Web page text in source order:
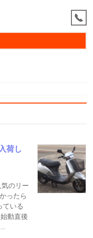
荷し
のリー
ったら
ている
動直後